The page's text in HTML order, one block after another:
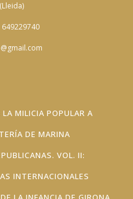
649229740
MILICIA POPULAR A
DE MARINA
VOL. II:
INTERNACIONALES